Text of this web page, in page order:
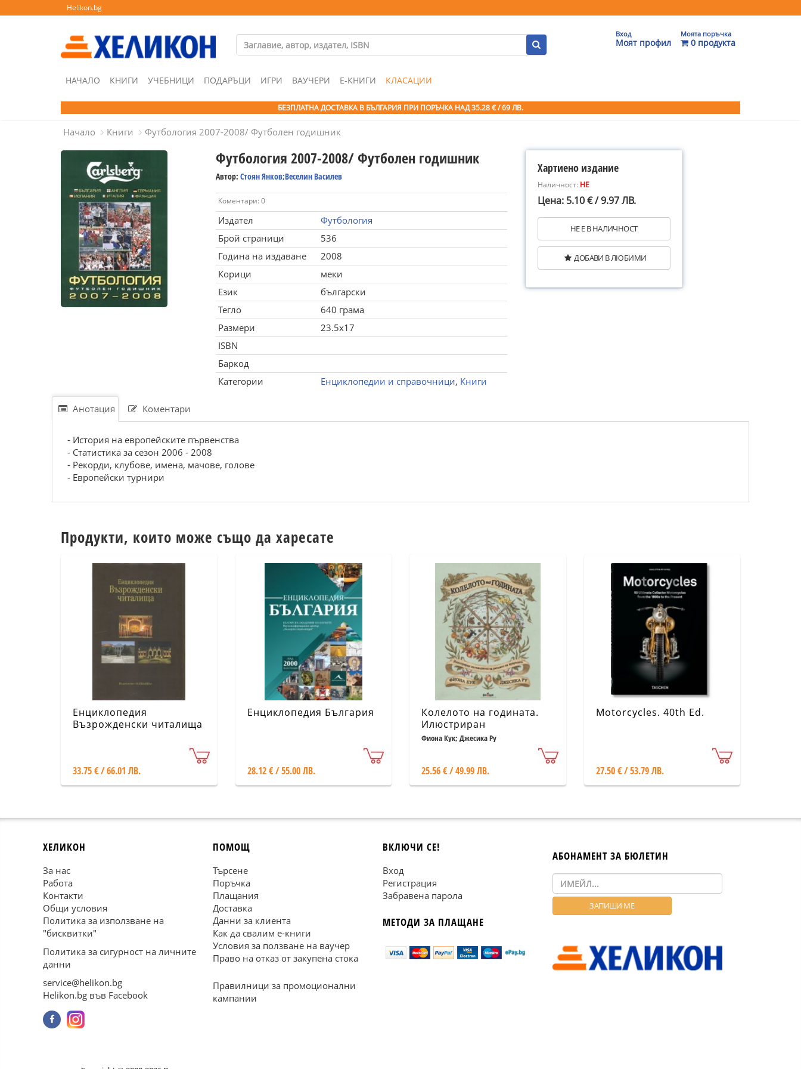
Helikon.bg
Вход
Моят профил
Моята поръчка
0 продукта
НАЧАЛО КНИГИ УЧЕБНИЦИ ПОДАРЪЦИ ИГРИ ВАУЧЕРИ Е-КНИГИ КЛАСАЦИИ
БЕЗПЛАТНА ДОСТАВКА В БЪЛГАРИЯ ПРИ ПОРЪЧКА НАД 35.28 € / 69 ЛВ.
Начало Книги Футбология 2007-2008/ Футболен годишник
Футбология 2007-2008/ Футболен годишник
Автор: Стоян Янков;Веселин Василев
Коментари: 0
Издател
Футбология
Брой страници
536
Година на издаване
2008
Корици
меки
Език
български
Тегло
640 грама
Размери
23.5x17
ISBN
Баркод
Категории
Енциклопедии и справочници, Книги
Хартиено издание
Наличност: НЕ
Цена: 5.10 € / 9.97 ЛВ.
НЕ Е В НАЛИЧНОСТ
ДОБАВИ В ЛЮБИМИ
Анотация Коментари
- История на европейските първенства
- Статистика за сезон 2006 - 2008
- Рекорди, клубове, имена, мачове, голове
- Европейски турнири
Продукти, които може също да харесате
Енциклопедия
Възрожденски читалища
33.75 € / 66.01 ЛВ.
Енциклопедия България
28.12 € / 55.00 ЛВ.
Колелото на годината.
Илюстриран
пътеводител за ритмите
Фиона Кук; Джесика Ру
25.56 € / 49.99 ЛВ.
Motorcycles. 40th Ed.
27.50 € / 53.79 ЛВ.
ХЕЛИКОН
За нас
Работа
Контакти
Общи условия
Политика за използване на
"бисквитки"
Политика за сигурност на личните
данни
service@helikon.bg
Helikon.bg във Facebook
ПОМОЩ
Търсене
Поръчка
Плащания
Доставка
Данни за клиента
Как да свалим е-книги
Условия за ползване на ваучер
Право на отказ от закупена стока
Правилници за промоционални
кампании
ВКЛЮЧИ СЕ!
Вход
Регистрация
Забравена парола
МЕТОДИ ЗА ПЛАЩАНЕ
АБОНАМЕНТ ЗА БЮЛЕТИН